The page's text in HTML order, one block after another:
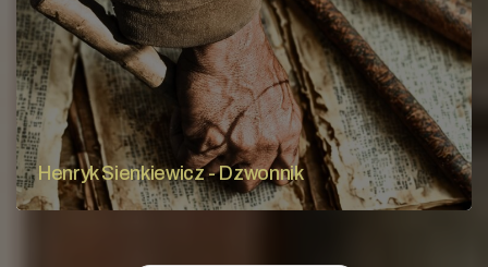
Henryk Sienkiewicz - Dzwonnik